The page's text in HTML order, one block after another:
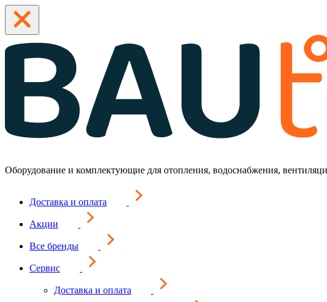
Оборудование и комплектующие для отопления, водоснабжения,
Доставка и оплата
Акции
Все бренды
Сервис
Доставка и оплата